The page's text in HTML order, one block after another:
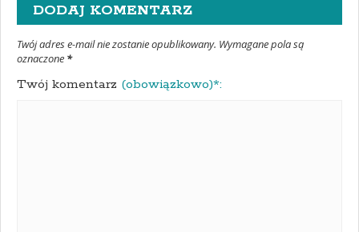
DODAJ KOMENTARZ
Twój adres e-mail nie zostanie opublikowany. Wymagane pola są
oznaczone *
Twój komentarz (obowiązkowo)*: